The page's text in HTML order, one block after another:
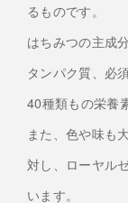
るものです。
はちみつの主成
タンパク質、必
40種類もの栄養
また、色や味も
対し、ローヤル
います。